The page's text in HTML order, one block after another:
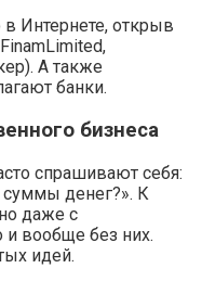
Интернете, открыв
А также
банки.
бизнеса
спрашивают себя:
денег?». К
даже с
вообще без них.
идей.